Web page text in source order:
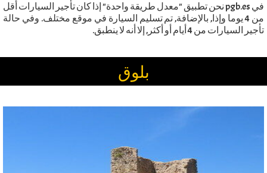
في pgb.es نحن تطبيق "معدل طريقة واحدة" إذا كان تأجير السيارات أقل
من 4 يوما وإذا, بالإضافة, تم تسليم السيارة في موقع مختلف. وفي حالة
تأجير السيارات من 4 أيام أو أكثر, إلا أنه لا ينطبق.
بلوق